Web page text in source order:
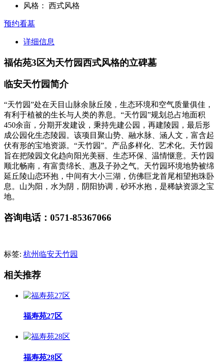
风格：
西式风格
预约看墓
详细信息
福佑苑3区为天竹园西式风格的立碑墓
临安天竹园简介
“天竹园”处在天目山脉余脉丘陵，生态环境和空气质量俱佳，
有利于植被的生长与人类的养息。“天竹园”规划总占地面积
450余亩，分期开发建设，秉持先建公园，再建陵园，最后形
成公园化生态陵园。该项目聚山势、融水脉、涵人文，富含起
伏有形的宝地资源。“天竹园”。产品多样化、艺术化。天竹园
旨在把陵园文化趋向阳光美丽、生态环保、温情惬意。天竹园
顺北畅南，有富贵绵长、惠及子孙之气。天竹园环境地势被绵
延丘陵山恋环抱，中间有大小三湖，仿佛巨龙首尾相望抱珠卧
息。山为阳，水为阴，阴阳协调，砂环水抱，是稀缺资源之宝
地。
咨询电话：0571-85367066
标签: 杭州临安天竹园
相关推荐
福寿苑27区
福寿苑28区